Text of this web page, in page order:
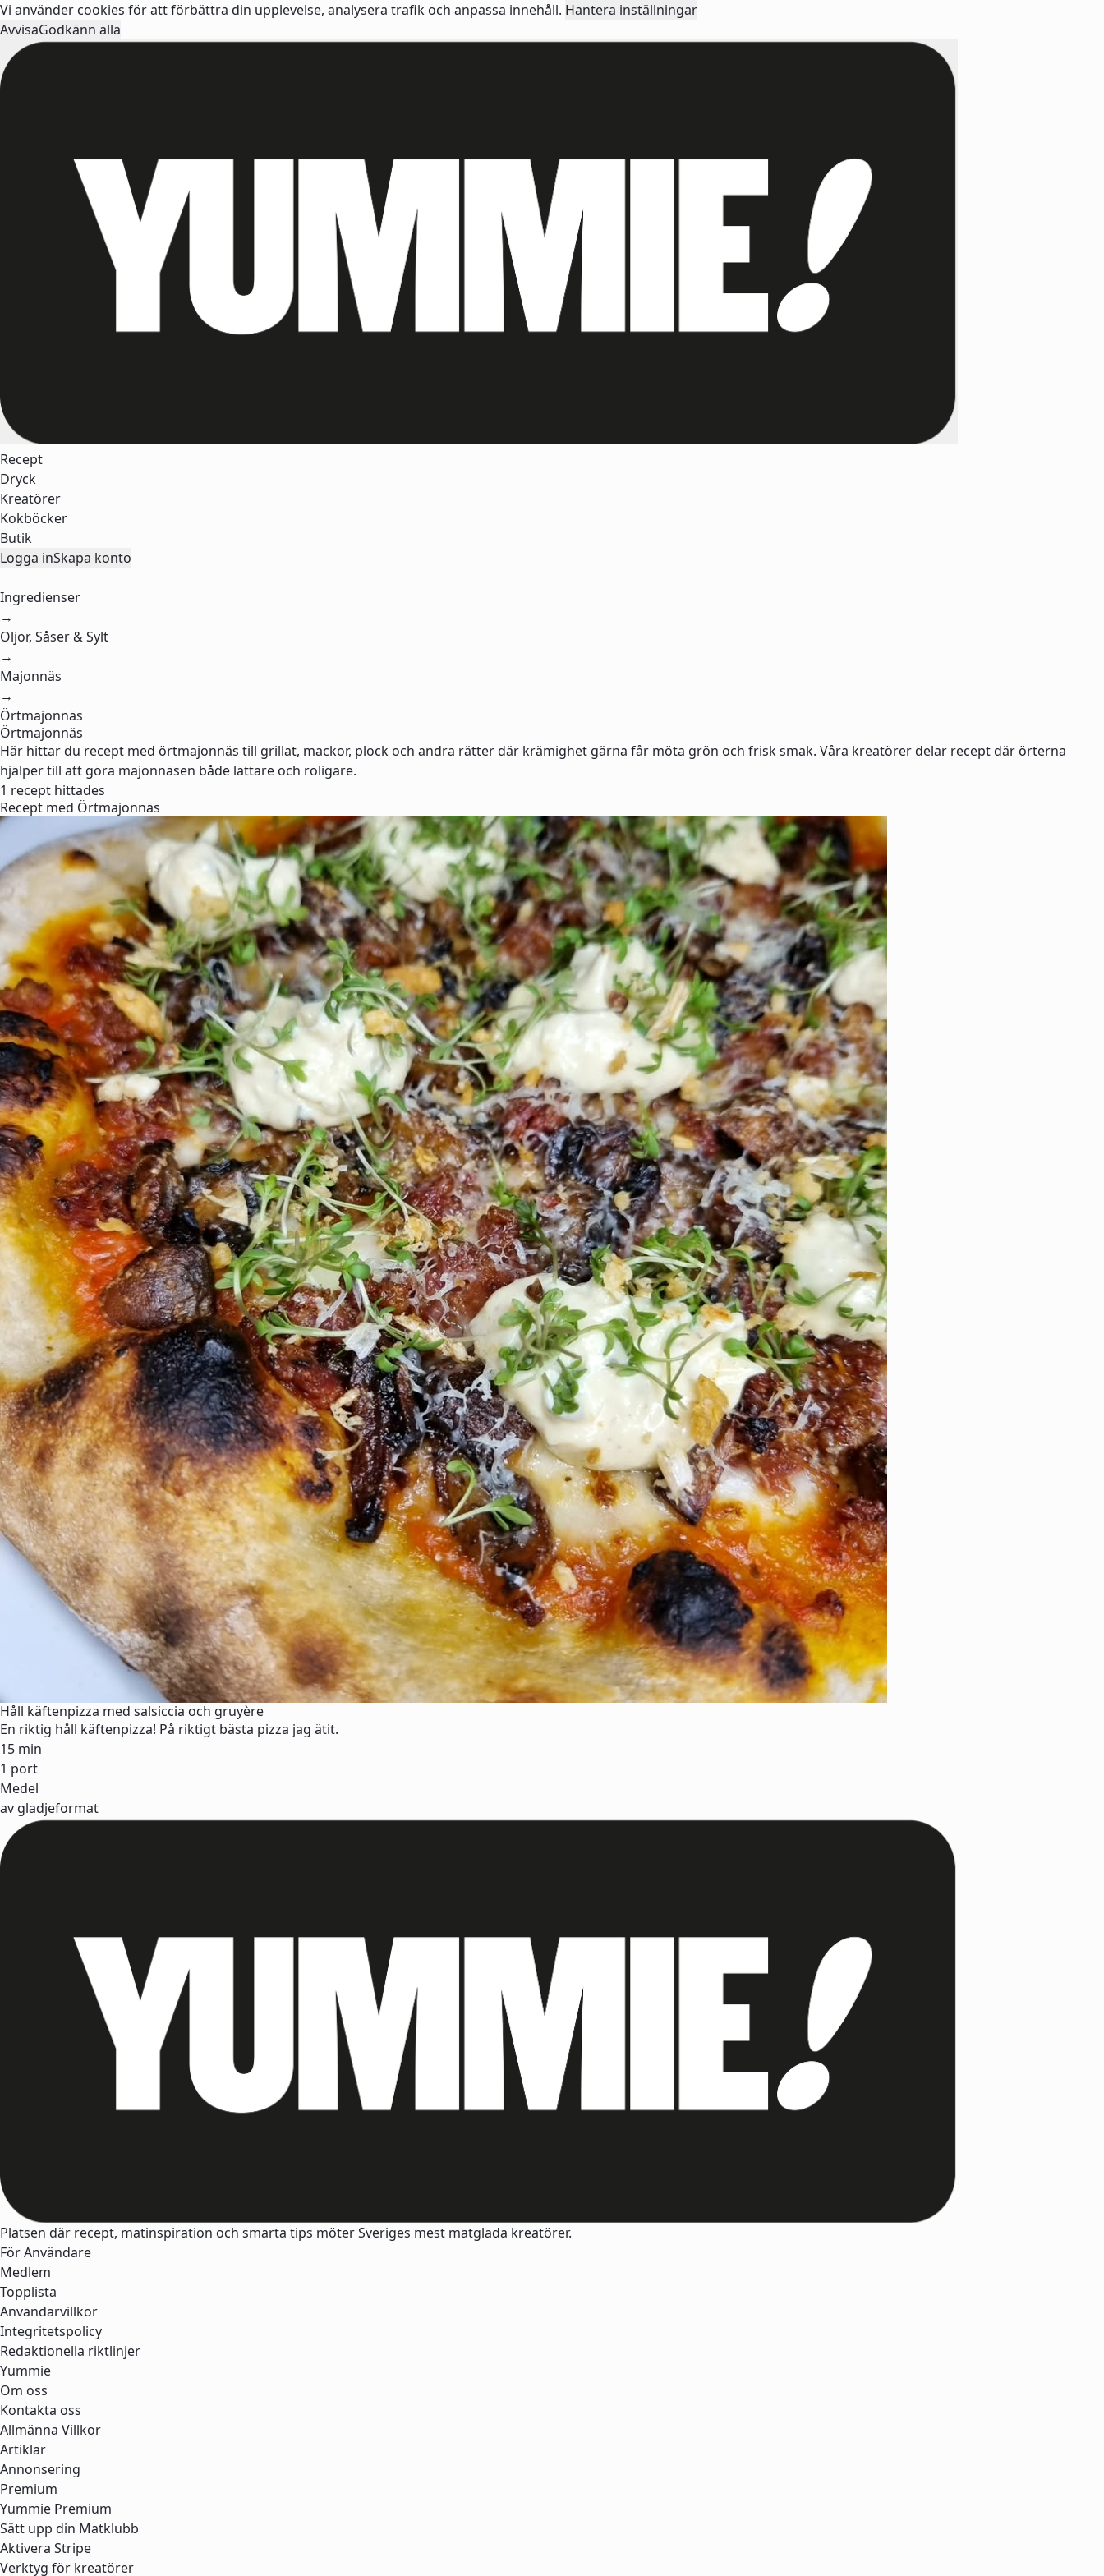
Vi använder cookies för att förbättra din upplevelse, analysera trafik och anpassa innehåll. Hantera inställningar
AvvisaGodkänn alla
Recept
Dryck
Kreatörer
Kokböcker
Butik
Logga inSkapa konto
Ingredienser
→
Oljor, Såser & Sylt
→
Majonnäs
→
Örtmajonnäs
Örtmajonnäs
Här hittar du recept med örtmajonnäs till grillat, mackor, plock och andra rätter där krämighet gärna får möta grön och frisk smak. Våra kreatörer delar recept där örterna
hjälper till att göra majonnäsen både lättare och roligare.
1 recept hittades
Recept med Örtmajonnäs
Håll käftenpizza med salsiccia och gruyère
En riktig håll käftenpizza! På riktigt bästa pizza jag ätit.
15 min
1 port
Medel
av gladjeformat
Platsen där recept, matinspiration och smarta tips möter Sveriges mest matglada kreatörer.
För Användare
Medlem
Topplista
Användarvillkor
Integritetspolicy
Redaktionella riktlinjer
Yummie
Om oss
Kontakta oss
Allmänna Villkor
Artiklar
Annonsering
Premium
Yummie Premium
Sätt upp din Matklubb
Aktivera Stripe
Verktyg för kreatörer